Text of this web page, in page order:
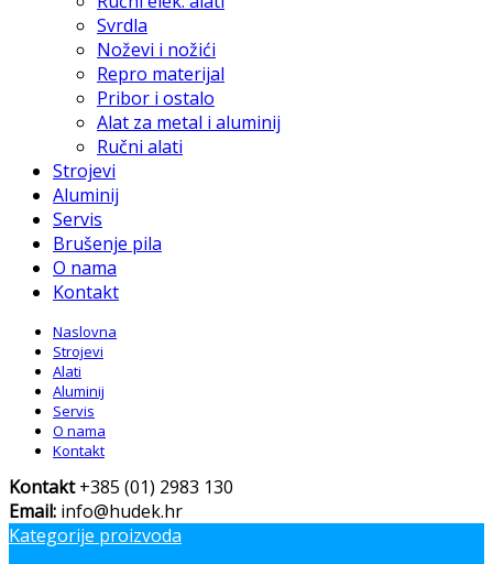
Svrdla
Noževi i nožići
Repro materijal
Pribor i ostalo
Alat za metal i aluminij
Ručni alati
Strojevi
Aluminij
Servis
Brušenje pila
O nama
Kontakt
Naslovna
Strojevi
Alati
Aluminij
Servis
O nama
Kontakt
Kontakt+385 (01) 2983 130
Email: info@hudek.hr
Kategorije proizvoda